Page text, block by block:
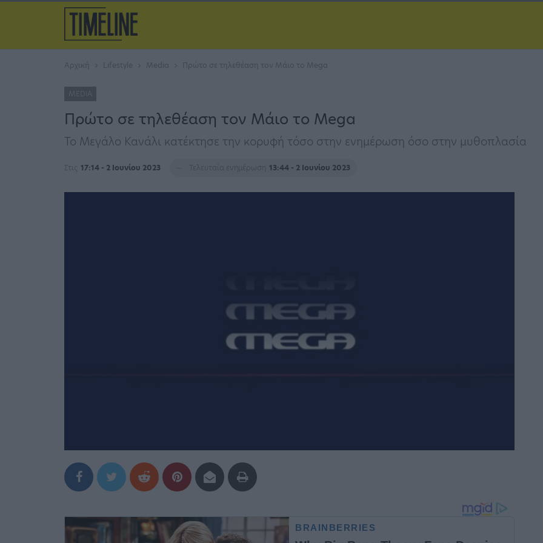
Αρχική Lifestyle Media Πρώτο σε τηλεθέαση τον Μάιο το Mega
MEDIA
Πρώτο σε τηλεθέαση τον Μάιο το Mega
Το Μεγάλο Κανάλι κατέκτησε την κορυφή τόσο στην ενημέρωση όσο στην μυθοπλασία
Στις 17:14 - 2 Ιουνίου 2023 Τελευταία ενημέρωση 13:44 - 2 Ιουνίου 2023